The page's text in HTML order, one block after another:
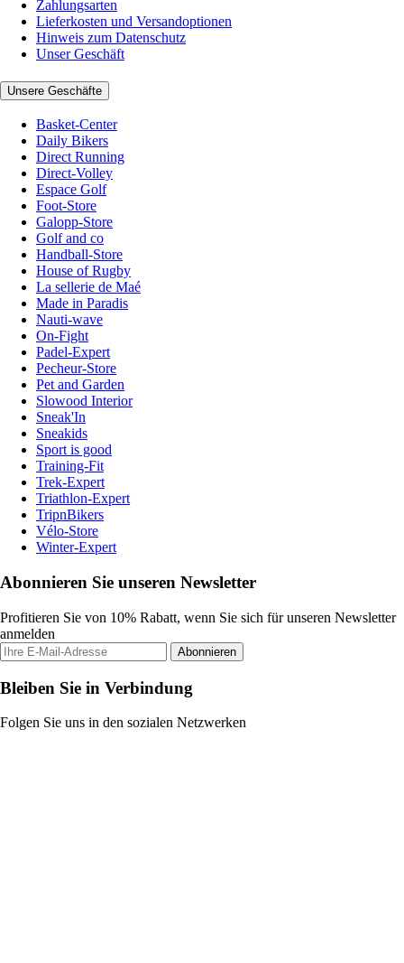
Zahlungsarten
Lieferkosten und Versandoptionen
Hinweis zum Datenschutz
Unser Geschäft
Unsere Geschäfte
Basket-Center
Daily Bikers
Direct Running
Direct-Volley
Espace Golf
Foot-Store
Galopp-Store
Golf and co
Handball-Store
House of Rugby
La sellerie de Maé
Made in Paradis
Nauti-wave
On-Fight
Padel-Expert
Pecheur-Store
Pet and Garden
Slowood Interior
Sneak'In
Sneakids
Sport is good
Training-Fit
Trek-Expert
Triathlon-Expert
TripnBikers
Vélo-Store
Winter-Expert
Abonnieren Sie unseren Newsletter
Profitieren Sie von 10% Rabatt, wenn Sie sich für unseren Newsletter
anmelden
Abonnieren
Bleiben Sie in Verbindung
Folgen Sie uns in den sozialen Netzwerken